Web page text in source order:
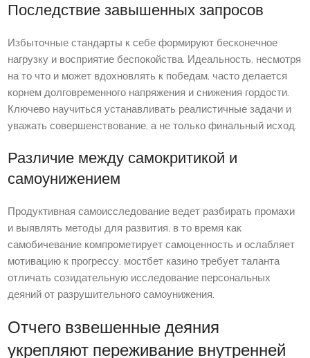
Последствие завышенных запросов
Избыточные стандарты к себе формируют бесконечное
нагрузку и восприятие беспокойства. Идеальность, несмотря
на то что и может вдохновлять к победам, часто делается
корнем долговременного напряжения и снижения гордости.
Ключево научиться устанавливать реалистичные задачи и
уважать совершенствование, а не только финальный исход.
Различие между самокритикой и
самоунижением
Продуктивная самоисследование ведет разбирать промахи
и выявлять методы для развития, в то время как
самобичевание компрометирует самоценность и ослабляет
мотивацию к прогрессу. мостбет казино требует таланта
отличать созидательную исследование персональных
деяний от разрушительного самоунижения.
Отчего взвешенные деяния
укрепляют переживание внутренней